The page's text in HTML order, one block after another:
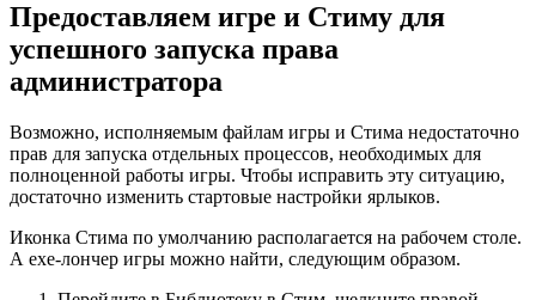
Предоставляем игре и Стиму для
успешного запуска права
администратора
Возможно, исполняемым файлам игры и Стима недостаточно
прав для запуска отдельных процессов, необходимых для
полноценной работы игры. Чтобы исправить эту ситуацию,
достаточно изменить стартовые настройки ярлыков.
Иконка Стима по умолчанию располагается на рабочем столе.
А exe-лончер игры можно найти, следующим образом.